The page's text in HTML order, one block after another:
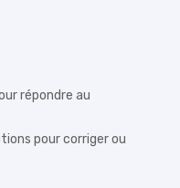
répondre au
pour corriger ou